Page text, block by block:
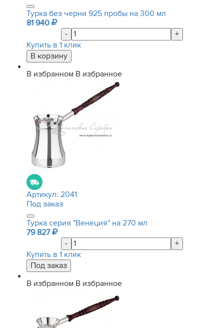
Турка без черни 925 пробы на 300 мл
81 940
-
+
Купить в 1 клик
В избранном В избранное
Артикул: 2041
Под заказ
Турка серия "Венеция" на 270 мл
79 827
-
+
Купить в 1 клик
В избранном В избранное